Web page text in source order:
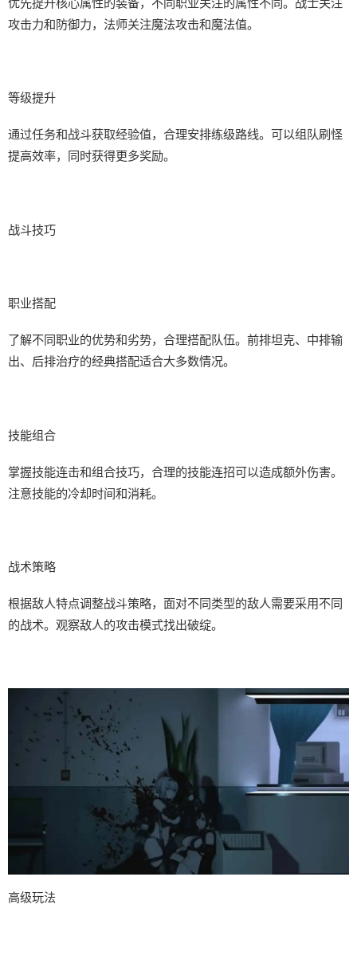
攻击力和防御力，法师关注魔法攻击和魔法值。
等级提升
通过任务和战斗获取经验值，合理安排练级路线。可以组队刷怪
提高效率，同时获得更多奖励。
战斗技巧
职业搭配
了解不同职业的优势和劣势，合理搭配队伍。前排坦克、中排输
出、后排治疗的经典搭配适合大多数情况。
技能组合
掌握技能连击和组合技巧，合理的技能连招可以造成额外伤害。
注意技能的冷却时间和消耗。
战术策略
根据敌人特点调整战斗策略，面对不同类型的敌人需要采用不同
的战术。观察敌人的攻击模式找出破绽。
高级玩法